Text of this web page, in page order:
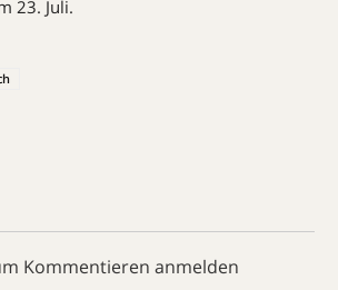
23. Juli.
Kommentieren anmelden